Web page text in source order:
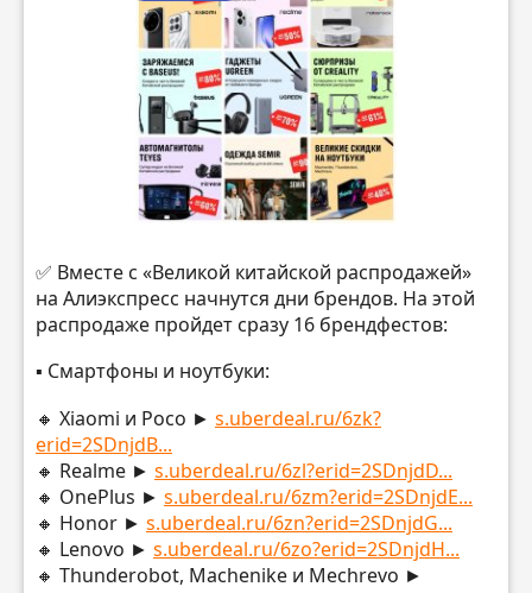
✅ Вместе с «Великой китайской распродажей»
на Алиэкспресс начнутся дни брендов. На этой
распродаже пройдет сразу 16 брендфестов:
▪️ Смартфоны и ноутбуки:
🔸 Xiaomi и Poco ► s.uberdeal.ru/6zk?
erid=2SDnjdB...
🔸 Realme ► s.uberdeal.ru/6zl?erid=2SDnjdD...
🔸 OnePlus ► s.uberdeal.ru/6zm?erid=2SDnjdE...
🔸 Honor ► s.uberdeal.ru/6zn?erid=2SDnjdG...
🔸 Lenovo ► s.uberdeal.ru/6zo?erid=2SDnjdH...
🔸 Thunderobot, Machenike и Mechrevo ►